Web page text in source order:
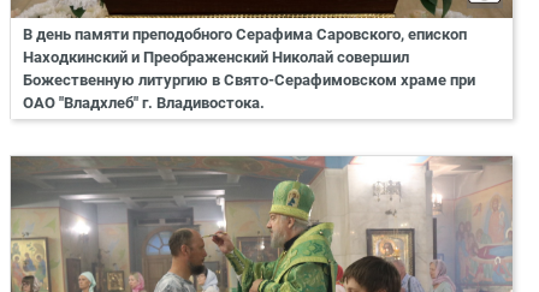
В день памяти преподобного Серафима Саровского, епископ
Находкинский и Преображенский Николай совершил
Божественную литургию в Свято-Серафимовском храме при
ОАО "Владхлеб" г. Владивостока.